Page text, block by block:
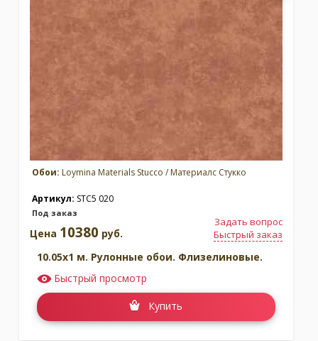
Личный кабинет
Москва (сменить город)
Заказать обратный звонок
Обои: Loymina Materials Stucco / Материалс Стукко
Артикул: STC5 020
Под заказ
Задать вопрос
Быстрый заказ
Цена 10380 руб.
10.05x1 м. Рулонные обои. Флизелиновые.
Быстрый просмотр
Купить